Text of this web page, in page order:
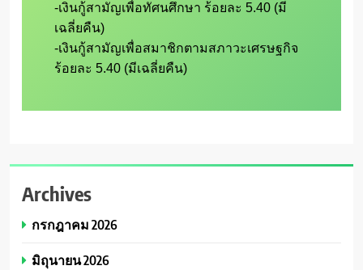
-เงินกู้สามัญเพื่อทัศนศึกษา ร้อยละ 5.40 (มี
เฉลี่ยคืน)
-เงินกู้สามัญเพื่อสมาชิกตามสภาวะเศรษฐกิจ
Archives
กรกฎาคม 2026
มิถุนายน 2026